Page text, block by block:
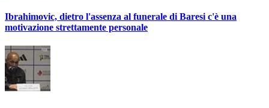
Ibrahimovic, dietro l'assenza al funerale di Baresi c'è una
motivazione strettamente personale